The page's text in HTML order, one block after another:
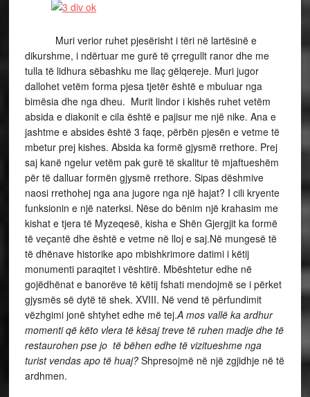
Muri verior ruhet pjesërisht i tëri në lartësinë e
dikurshme, i ndërtuar me gurë të çrregullt ranor dhe me
tulla të lidhura sëbashku me llaç gëlqereje. Muri jugor
dallohet vetëm forma pjesa tjetër është e mbuluar nga
bimësia dhe nga dheu. Murit lindor i kishës ruhet vetëm
absida e diakonit e cila është e pajisur me një nike. Ana e
jashtme e absides është 3 faqe, përbën pjesën e vetme të
mbetur prej kishes. Absida ka formë gjysmë rrethore. Prej
saj kanë ngelur vetëm pak gurë të skalitur të mjaftueshëm
për të dalluar formën gjysmë rrethore. Sipas dëshmive
naosi rrethohej nga ana jugore nga një hajat? I cili kryente
funksionin e një naterksi. Nëse do bënim një krahasim me
kishat e tjera të Myzeqesë, kisha e Shën Gjergjit ka formë
të veçantë dhe është e vetme në lloj e saj.Në mungesë të
të dhënave historike apo mbishkrimore datimi i këtij
monumenti paraqitet i vështirë. Mbështetur edhe në
gojëdhënat e banorëve të këtij fshati mendojmë se i përket
gjysmës së dytë të shek. XVIII. Në vend të përfundimit
vëzhgimi jonë shtyhet edhe më tej.A mos vallë ka ardhur
momenti që këto vlera të kësaj treve të ruhen madje dhe të
restaurohen pse jo të bëhen edhe të vizitueshme nga
turist vendas apo të huaj?Shpresojmë në një zgjidhje në të
ardhmen.